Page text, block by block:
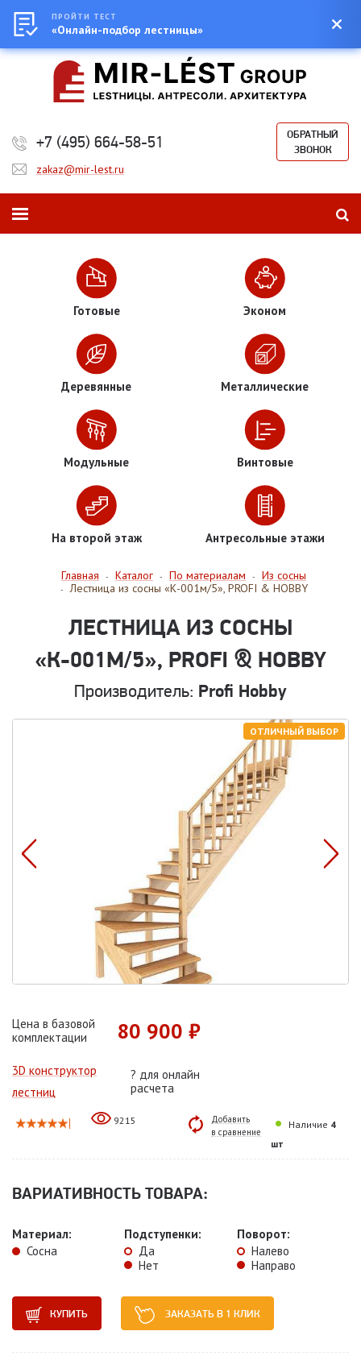
ЕкатеринбургКазаньНовосибирск
Петербург
Сумма:
+7 (495) 664-58-51
ОБРАТНЫЙ
ЗВОНОК
zakaz@mir-lest.ru
Готовые Эконом
Деревянные Металлические
Модульные Винтовые
На второй этаж Антресольные этажи
Главная - Каталог - По материалам - Из сосны
- Лестница из сосны «К-001м/5», PROFI & HOBBY
ЛЕСТНИЦА ИЗ СОСНЫ
«К-001М/5», PROFI & HOBBY
Производитель: Profi Hobby
ОТЛИЧНЫЙ ВЫБОР
Цена в базовой
комплектации
80 900 ₽
3D конструктор
лестниц
? для онлайн
расчета
9215
Добавить
в сравнение
Наличие 4
шт
ВАРИАТИВНОСТЬ ТОВАРА:
Материал:
Сосна
Подступенки:
Да
Нет
Поворот:
Налево
Направо
КУПИТЬ ЗАКАЗАТЬ В 1 КЛИК
ПРОЙТИ ТЕСТ
«Онлайн-подбор лестницы»